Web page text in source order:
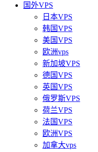
国外VPS
日本VPS
韩国VPS
美国VPS
欧洲vps
新加坡VPS
德国VPS
英国VPS
俄罗斯VPS
荷兰VPS
法国VPS
欧洲VPS
加拿大vps